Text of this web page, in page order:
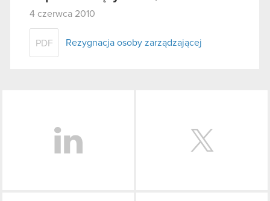
4 czerwca 2010
PDF Rezygnacja osoby zarządzającej